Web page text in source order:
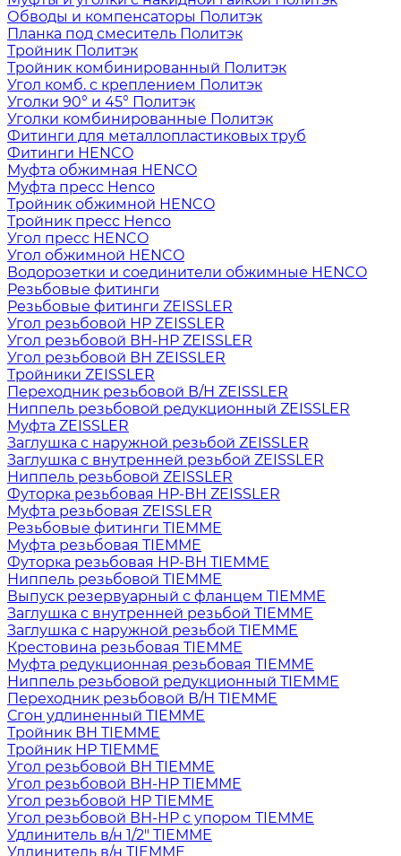
Обводы и компенсаторы Политэк
Планка под смеситель Политэк
Тройник Политэк
Тройник комбинированный Политэк
Угол комб. с креплением Политэк
Уголки 90° и 45° Политэк
Уголки комбинированные Политэк
Фитинги для металлопластиковых труб
Фитинги HENCO
Муфта обжимная HENCO
Муфта пресс Henco
Тройник обжимной HENCO
Тройник пресс Henco
Угол пресс HENCO
Угол обжимной HENCO
Водорозетки и соединители обжимные HENCO
Резьбовые фитинги
Резьбовые фитинги ZEISSLER
Угол резьбовой НР ZEISSLER
Угол резьбовой ВН-НР ZEISSLER
Угол резьбовой ВН ZEISSLER
Тройники ZEISSLER
Переходник резьбовой В/Н ZEISSLER
Ниппель резьбовой редукционный ZEISSLER
Муфта ZEISSLER
Заглушка с наружной резьбой ZEISSLER
Заглушка с внутренней резьбой ZEISSLER
Ниппель резьбовой ZEISSLER
Футорка резьбовая НР-ВН ZEISSLER
Муфта резьбовая ZEISSLER
Резьбовые фитинги TIEMME
Муфта резьбовая TIEMME
Футорка резьбовая НР-ВН TIEMME
Ниппель резьбовой TIEMME
Выпуск резервуарный с фланцем TIEMME
Заглушка с внутренней резьбой TIEMME
Заглушка с наружной резьбой TIEMME
Крестовина резьбовая TIEMME
Муфта редукционная резьбовая TIEMME
Ниппель резьбовой редукционный TIEMME
Переходник резьбовой В/Н TIEMME
Сгон удлиненный TIEMME
Тройник ВН TIEMME
Тройник НР TIEMME
Угол резьбовой ВН TIEMME
Угол резьбовой ВН-НР TIEMME
Угол резьбовой НР TIEMME
Угол резьбовой ВН-НР с упором TIEMME
Удлинитель в/н 1/2" TIEMME
Удлинитель в/н TIEMME